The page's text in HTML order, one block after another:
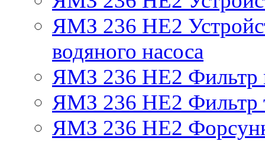
ЯМЗ 236 НЕ2
водяного насоса
ЯМЗ 236 НЕ2 Фильтр
ЯМЗ 236 НЕ2 Фильтр
ЯМЗ 236 НЕ2